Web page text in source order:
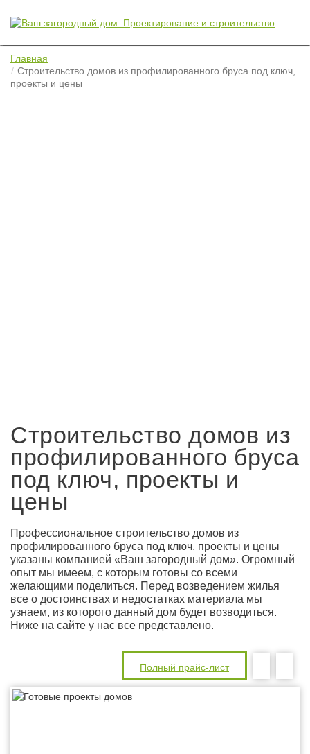
Главная
Строительство домов из профилированного бруса под ключ,
проекты и цены
Строительство домов из
профилированного бруса
под ключ, проекты и
цены
Профессиональное строительство домов из
профилированного бруса под ключ, проекты и цены
указаны компанией «Ваш загородный дом». Огромный
опыт мы имеем, с которым готовы со всеми
желающими поделиться. Перед возведением жилья
все о достоинствах и недостатках материала мы
узнаем, из которого данный дом будет возводиться.
Ниже на сайте у нас все представлено.
Полный прайс-лист